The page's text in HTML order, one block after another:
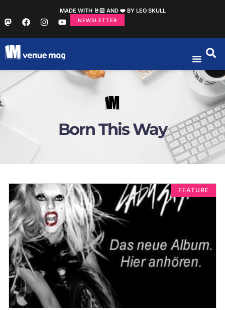
MADE WITH 🤘🏻 AND ❤️ BY LEO SKULL
NEWSLETTER
Born This Way
FEATURE